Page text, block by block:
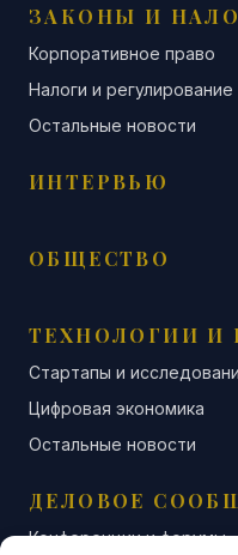
ЗАКОНЫ И
Корпоративное право
Налоги и регулирование
Остальные новости
ИНТЕРВЬЮ
ОБЩЕСТВО
ТЕХНОЛОГИИ И
Стартапы и
Цифровая экономика
Остальные новости
ДЕЛОВОЕ
Конференции и форумы